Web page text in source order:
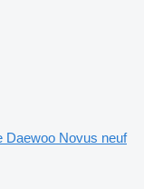
Daewoo Novus neuf